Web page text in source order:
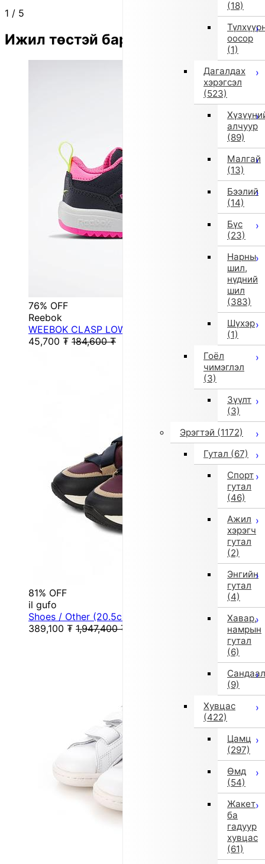
(18)
оосор
(1)
Дагалдах
хэрэгсэл
(523)
алчуур
(89)
Малгай
(13)
Бээлий
(14)
Бүс
(23)
Нарны
шил,
нүдний
шил
(383)
Шүхэр
(1)
Гоёл
чимэглэл
(3)
Зүүлт
(3)
Эрэгтэй (1172)
Гутал (67)
Спорт
гутал
(46)
Ажил
хэрэгч
гутал
(2)
Энгийн
гутал
(4)
Хавар,
намрын
гутал
(6)
Сандаал
(9)
Хувцас
(422)
Цамц
(297)
Өмд
(54)
Жакет
ба
гадуур
хувцас
(61)
1 / 5
Ижил төстэй бараа
76% OFF
Reebok
WEEBOK CLASP LOW (Vector Navy)
45,700 ₮ 184,600 ₮
81% OFF
il gufo
Shoes / Other (20.5cm / Multicolor)
389,100 ₮ 1,947,400 ₮